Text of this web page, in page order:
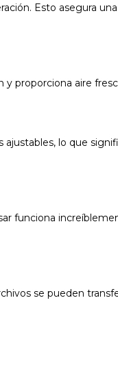
Esto asegura
y proporciona aire
lo que
funciona
se pueden